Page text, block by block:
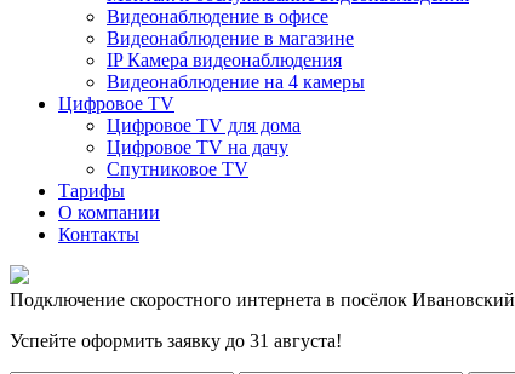
Видеонаблюдение в офисе
Видеонаблюдение в магазине
IP Камера видеонаблюдения
Видеонаблюдение на 4 камеры
Цифровое TV
Цифровое TV для дома
Цифровое TV на дачу
Спутниковое TV
Тарифы
О компании
Контакты
Подключение скоростного интернета в посёлок Ивановский
Успейте оформить заявку до 31 августа!